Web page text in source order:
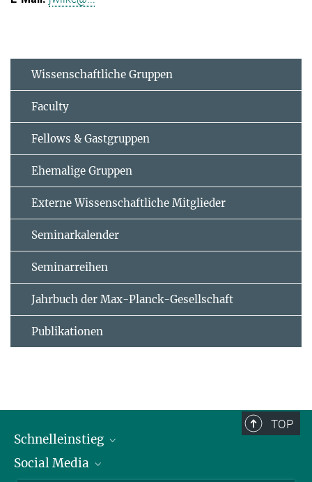
Wissenschaftliche Gruppen
Faculty
Fellows & Gastgruppen
Ehemalige Gruppen
Externe Wissenschaftliche Mitglieder
Seminarkalender
Seminarreihen
Jahrbuch der Max-Planck-Gesellschaft
Publikationen
TOP
Schnelleinstieg
Alumni
Social Media